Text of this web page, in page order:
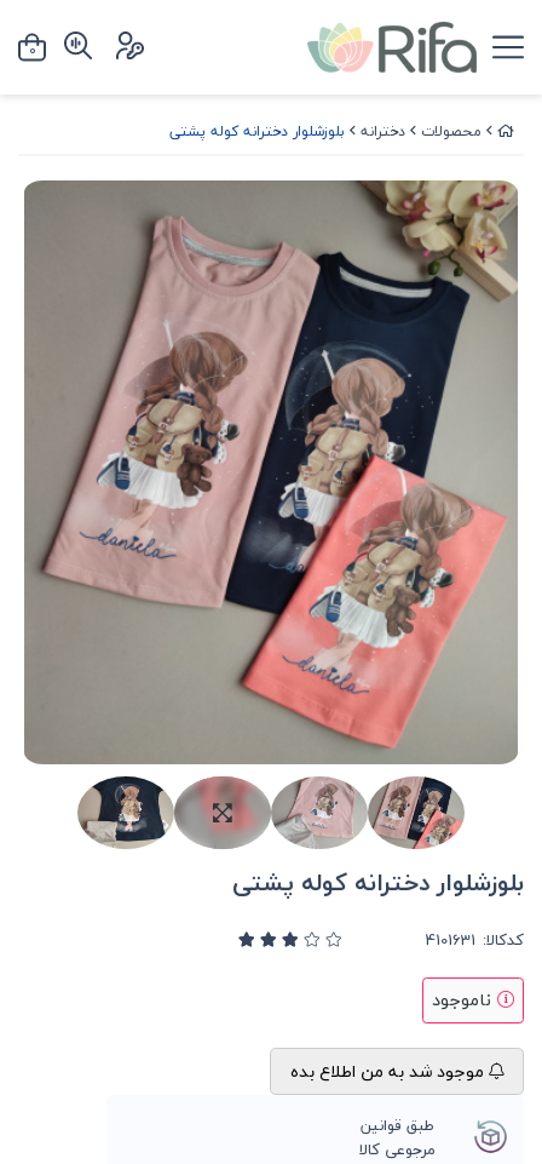
محصولات دخترانه بلوزشلوار دخترانه کوله پشتی
بلوزشلوار دخترانه کوله پشتی
کدکالا:
ناموجود
موجود شد به من اطلاع بده
طبق قوانین
مرجوعی کالا
0